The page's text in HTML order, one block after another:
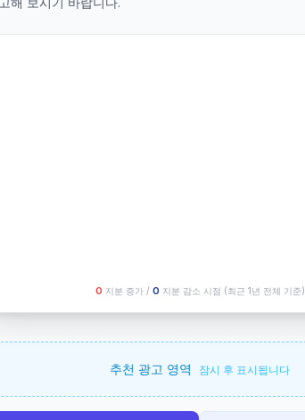
O 지분 증가 / O 지분 감소 시점 (최근 1년 전체 기준)
추천 광고 영역 잠시 후 표시됩니다